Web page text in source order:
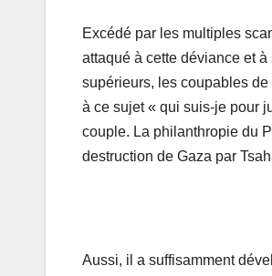
Excédé par les multiples
attaqué à cette déviance et
supérieurs, les coupables
à ce sujet « qui suis-je pour
couple. La philanthropie du
destruction de Gaza par
Aussi, il a suffisamment